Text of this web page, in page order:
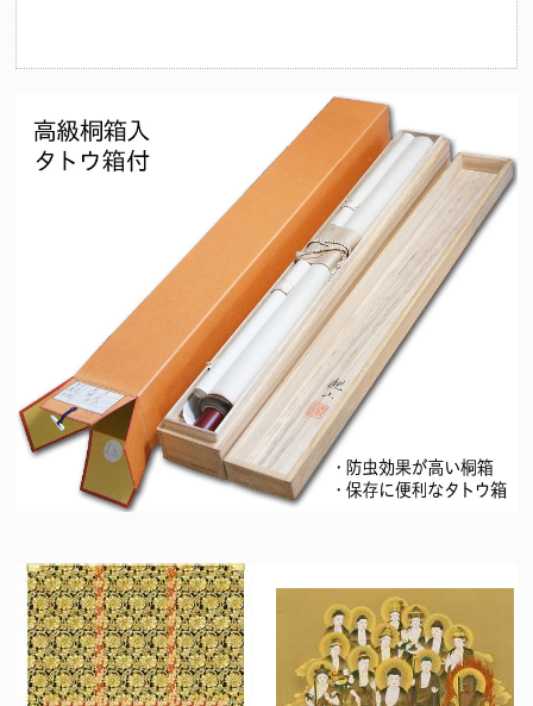
（十二支の守護仏にも起因）法要を期に祖先の供養とご自身やご家
族の守護を目的として心安らかな日々を過ごせるようこの掛け軸を
お掛けくださいませ。